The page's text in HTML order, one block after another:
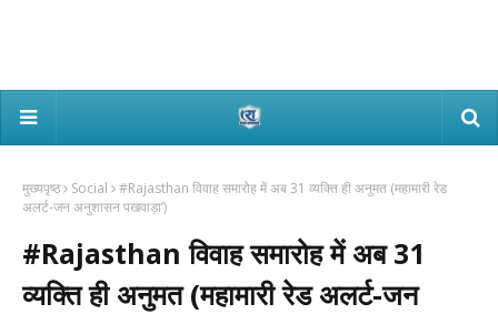
मुख्यपृष्ठ Social
#Rajasthan विवाह समारोह में अब 31 व्यक्ति ही अनुमत (महामारी रेड
अलर्ट-जन अनुशासन पखवाड़ा‘)
#Rajasthan विवाह समारोह में अब 31
व्यक्ति ही अनुमत (महामारी रेड अलर्ट-जन